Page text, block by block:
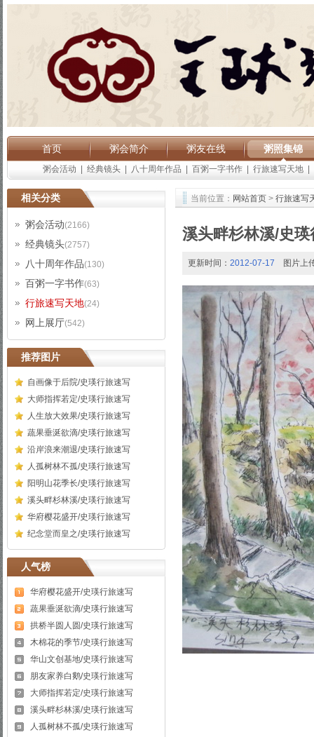
首页 粥会简介 粥友在线 粥照集锦
粥会活动 经典镜头 八十周年作品 百粥一字书作 行旅速写天地
相关分类
粥会活动(2166)
经典镜头(2757)
八十周年作品(130)
百粥一字书作(63)
行旅速写天地(24)
网上展厅(542)
推荐图片
自画像于后院/史瑛行旅速写
大师指挥若定/史瑛行旅速写
人生放大效果/史瑛行旅速写
蔬果垂涎欲滴/史瑛行旅速写
沿岸浪来潮退/史瑛行旅速写
人孤树林不孤/史瑛行旅速写
阳明山花季长/史瑛行旅速写
溪头畔杉林溪/史瑛行旅速写
华府樱花盛开/史瑛行旅速写
纪念堂而皇之/史瑛行旅速写
人气榜
华府樱花盛开/史瑛行旅速写
蔬果垂涎欲滴/史瑛行旅速写
拱桥半圆人圆/史瑛行旅速写
木棉花的季节/史瑛行旅速写
华山文创基地/史瑛行旅速写
朋友家养白鹅/史瑛行旅速写
大师指挥若定/史瑛行旅速写
溪头畔杉林溪/史瑛行旅速写
人孤树林不孤/史瑛行旅速写
当前位置： 网站首页 > 行旅速写
溪头畔杉林溪/史
更新时间： 2012-07-17 图片上